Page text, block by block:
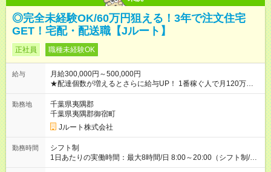
◎完全未経験OK/60万円狙える！3年で注文住宅
GET！宅配・配送職【Jルート】
正社員 職種未経験OK
給与
月給300,000円～500,000円
★配達個数が増えるとさらに給与UP！ 1番稼ぐ人で月120万ほ
ど！ ・主要都市エリア 月収55万円／週5日稼働 月収65万~112
万円／週6日稼働 ・地方郊外エリア 月収40万円／週5日稼働 月
収40万円~50万円／週6日稼働 ＜モデルイメージ＞ ■月収50万
円 (27歳男性/江東区在住)※元建築関係 1日150個配達×25日勤務
(日休み) ■月収80万円(43歳男性/墨田区在住)※元営業 1日200個
勤務地
千葉県夷隅郡
千葉県夷隅郡御宿町
Jルート株式会社
勤務時間
シフト制
1日あたりの実働時間：最大8時間/日 8:00～20:00（シフト制/実
働8時間） ※週5日勤務（場所次第では週4も有り） ※配達状況に